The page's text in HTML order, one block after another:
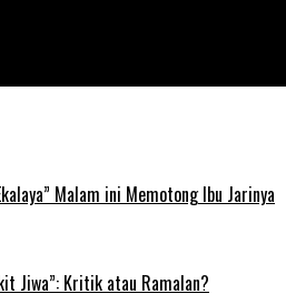
Malam ini Memotong Ibu Jarinya
Jiwa”: Kritik atau Ramalan?